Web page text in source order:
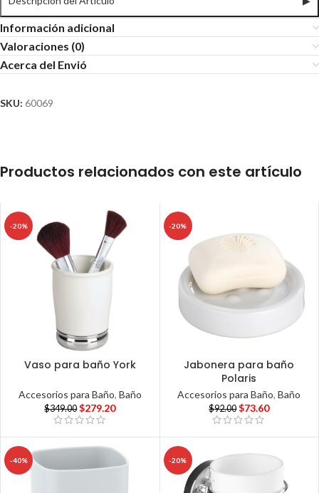
Información adicional
Valoraciones (0)
Acerca del Envió
SKU: 60069
Productos relacionados con este artículo
-20%
Vaso para baño York
Accesorios para Baño, Baño
$349.00 $279.20
-20%
Jabonera para baño
Polaris
Accesorios para Baño,Baño
$92.00 $73.60
-40% -20%